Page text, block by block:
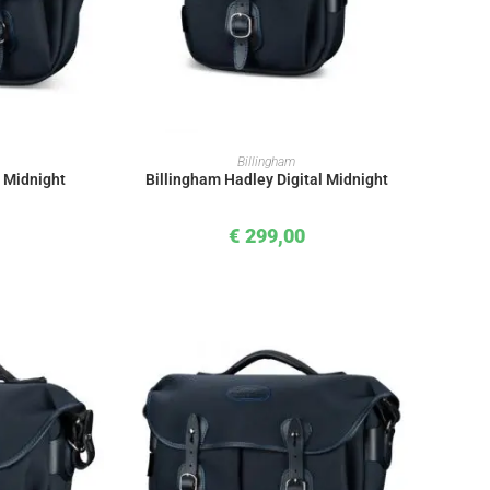
Midnight
IN DEN WARENKORB
Billingham
Billingham Hadley Digital Midnight
€ 299,00